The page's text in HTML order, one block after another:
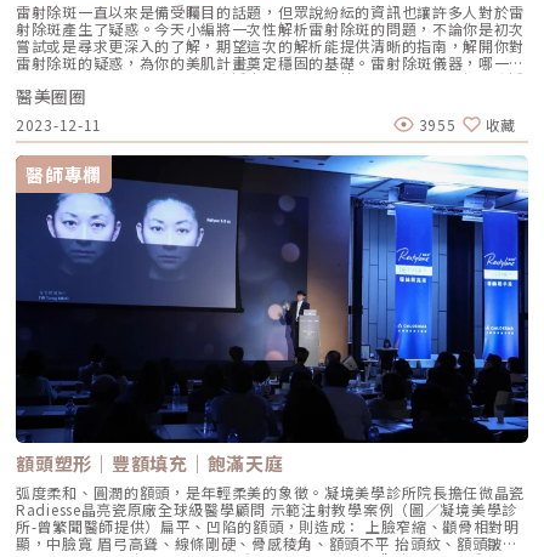
雷射除斑一直以來是備受矚目的話題，但眾說紛紜的資訊也讓許多人對於雷
射除斑產生了疑惑。今天小編將一次性解析雷射除斑的問題，不論你是初次
嘗試或是尋求更深入的了解，期望這次的解析能提供清晰的指南，解開你對
雷射除斑的疑惑，為你的美肌計畫奠定穩固的基礎。雷射除斑儀器，哪一款
效果最好？雷射的波長決定了穿透皮膚的深度，簡單來說，波長越短，穿透
深度就越淺；而波長越長，穿透深度就越深。當選擇雷射療程來擊退斑塊
時，除了必須要有足夠的能量，還需要確認波長能夠被黑色素吸收，同時也
會考量到雷射光是否能深入到所需的皮膚深度。針對皮膚上常見的淺層斑和
深層斑，療程次數和儀器的選擇皆需要視個人膚況而異，建議由專業醫師評
估，選擇適合自己的療程方法。為何有的人會發生色素沉澱？由於每個年齡
增長肌膚狀況會漸漸出現變化，皮膚也會隨之老化，甚至整體膚況代謝下
降，導致皮膚變得不穩定或更容易對刺激產生敏感，這些狀況都會增加施行
雷射除斑後出現反黑現象。亞洲人的皮膚天生黑色素就比較活躍，大約有20
至50%的民眾，在雷射療程後1至4週結痂脫落時，會有反黑的問題，也就
是色素沉澱，都會與斑的種類、雷射能量、個人膚色體質、曝曬紫外線的程
度都息息相關。無論原本皮膚狀況相當良好還是多年後再次接受雷射療程，
也許會擔憂是否會出現反黑問題，別擔心！只要遵從醫師的指導，配合使用
淡斑藥物，就會達到最佳的改善效果。雷射除斑後需要注意哪些狀況？•
雷射除斑後會出現暫時性的皮膚不適，例如泛紅、疼痛、灼熱或是破皮出
血。為舒緩療程患部，建議使用冰敷15至30分鐘為佳。• 在除斑後的三天
內，早晚可使用冷開水或生理食鹽水輕柔洗臉，洗臉後輕輕按乾臉部水份，
然後塗抹藥膏，療程患部應盡量保持乾爽，以促進修復。• 由於患部皮膚
尚未完全恢復，建議選用專為敏感性膚質設計的保養產品，待痂皮自然脫落
後，露出新生的皮膚，需充分做好防曬措施。雷射除斑會讓皮膚變薄嗎？許
多人總會擔憂雷射會對皮膚造成傷害，雷射真的會讓皮膚變得越來越薄嗎？
實際上，年齡在25歲之後，皮膚中的膠原蛋白和彈力蛋白會逐漸流失，導致
皮膚變得較薄。而雷射是透過選擇性的熱作用，能夠有效淡化斑點、去除擴
張的微血管，同時修復損傷的皮膚。不僅有助於提升整體膚色，還能促進膠
原蛋白生成。雷射的光熱作用能啟動皮膚中的成纖維細胞，促進膠原蛋白生
成，使真皮層的膠原纖維和彈性纖維發生分子層面的變化，提升數量並重新
排列。這種作用有利於恢復皮膚彈性，並減輕皺紋和縮小毛孔。因此，雷射
並不會讓皮膚變薄，相反地，還能促進提升皮膚厚度、更緊緻具有彈性。雷
醫美圈圈
2023-12-11 3955 收藏
醫師專欄
額頭塑形｜豐額填充｜飽滿天庭
弧度柔和、圓潤的額頭，是年輕柔美的象徵。凝境美學診所院長擔任微晶瓷
Radiesse晶亮瓷原廠全球級醫學顧問 示範注射教學案例（圖／凝境美學診
所-曾繁聞醫師提供）扁平、凹陷的額頭，則造成： 上臉窄縮、顴骨相對明
顯，中臉寬 眉弓高聳、線條剛硬、骨感稜角、額頭不平 抬頭紋、額頭皺紋